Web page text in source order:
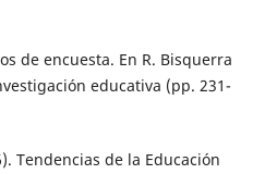
de encuesta. En R. Bisquerra
educativa (pp. 231-
Tendencias de la Educación